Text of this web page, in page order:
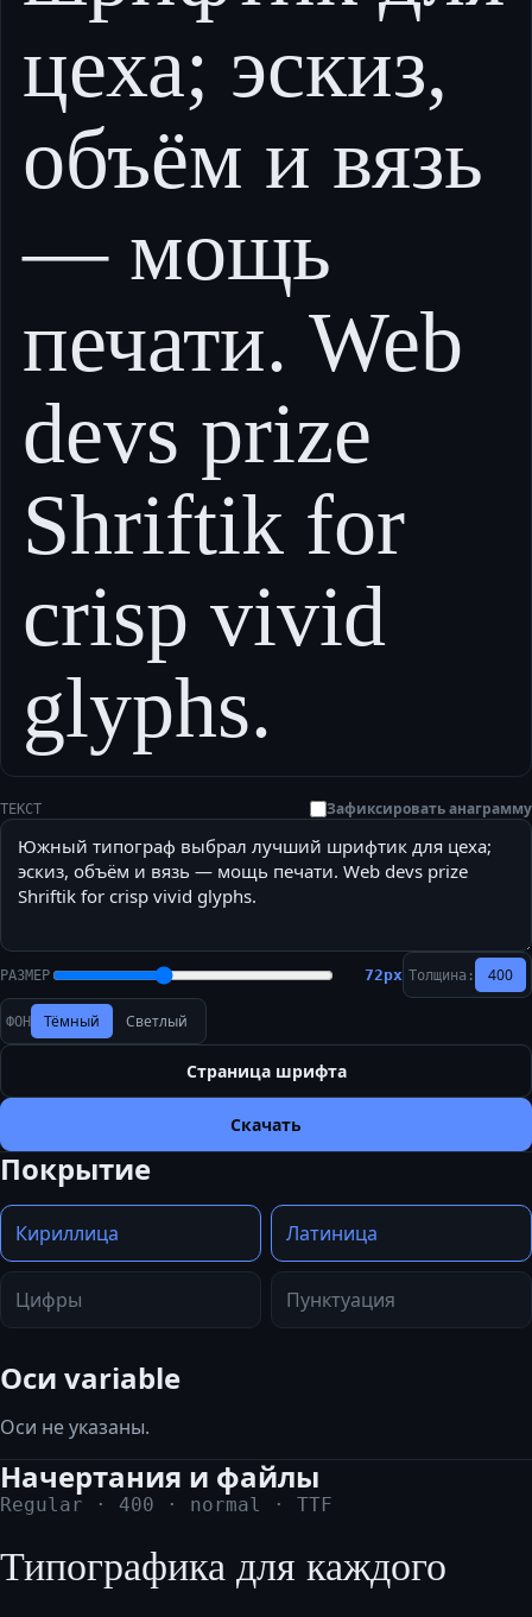
цеха; эскиз,
объём и вязь
— мощь
печати. Web
devs prize
Shriftik for
crisp vivid
glyphs.
ТЕКСТ Зафиксировать анаграмму
РАЗМЕР 72px Толщина: 400
ФОН Тёмный Светлый
Страница шрифта
Скачать
Покрытие
Кириллица Латиница
Цифры Пунктуация
Оси variable
Оси не указаны.
Начертания и файлы
Regular · 400 · normal · TTF
Типографика для каждого